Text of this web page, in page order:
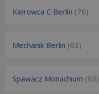
Kierowca C Berlin (76)
Mechanik Berlin (63)
Spawacz Monachium (63)